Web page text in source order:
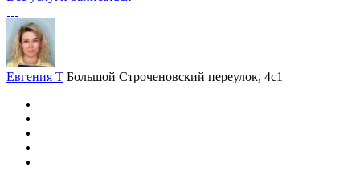
Евгения Т Большой Строченовский переулок, 4с1